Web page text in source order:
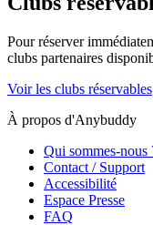
Pour réserver
clubs partenaires
Voir les clubs réservables
À propos d'Anybuddy
Qui sommes-nous
Contact / Support
Accessibilité
Espace Presse
FAQ